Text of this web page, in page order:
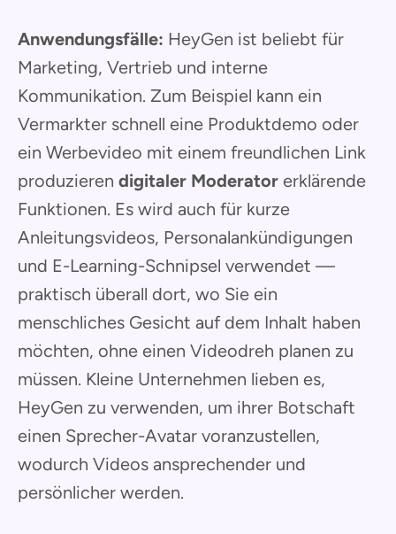
Anwendungsfälle: HeyGen ist beliebt für
Marketing, Vertrieb und interne
Kommunikation. Zum Beispiel kann ein
Vermarkter schnell eine Produktdemo oder
ein Werbevideo mit einem freundlichen Link
produzieren digitaler Moderator erklärende
Funktionen. Es wird auch für kurze
Anleitungsvideos, Personalankündigungen
und E-Learning-Schnipsel verwendet —
praktisch überall dort, wo Sie ein
menschliches Gesicht auf dem Inhalt haben
möchten, ohne einen Videodreh planen zu
müssen. Kleine Unternehmen lieben es,
HeyGen zu verwenden, um ihrer Botschaft
einen Sprecher-Avatar voranzustellen,
wodurch Videos ansprechender und
persönlicher werden.